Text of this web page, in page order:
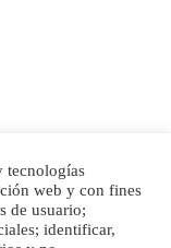
HOY 06/07/2025 ZONA
privacidad
Cookies
tecnologías
web y con fines
de usuario;
identificar,